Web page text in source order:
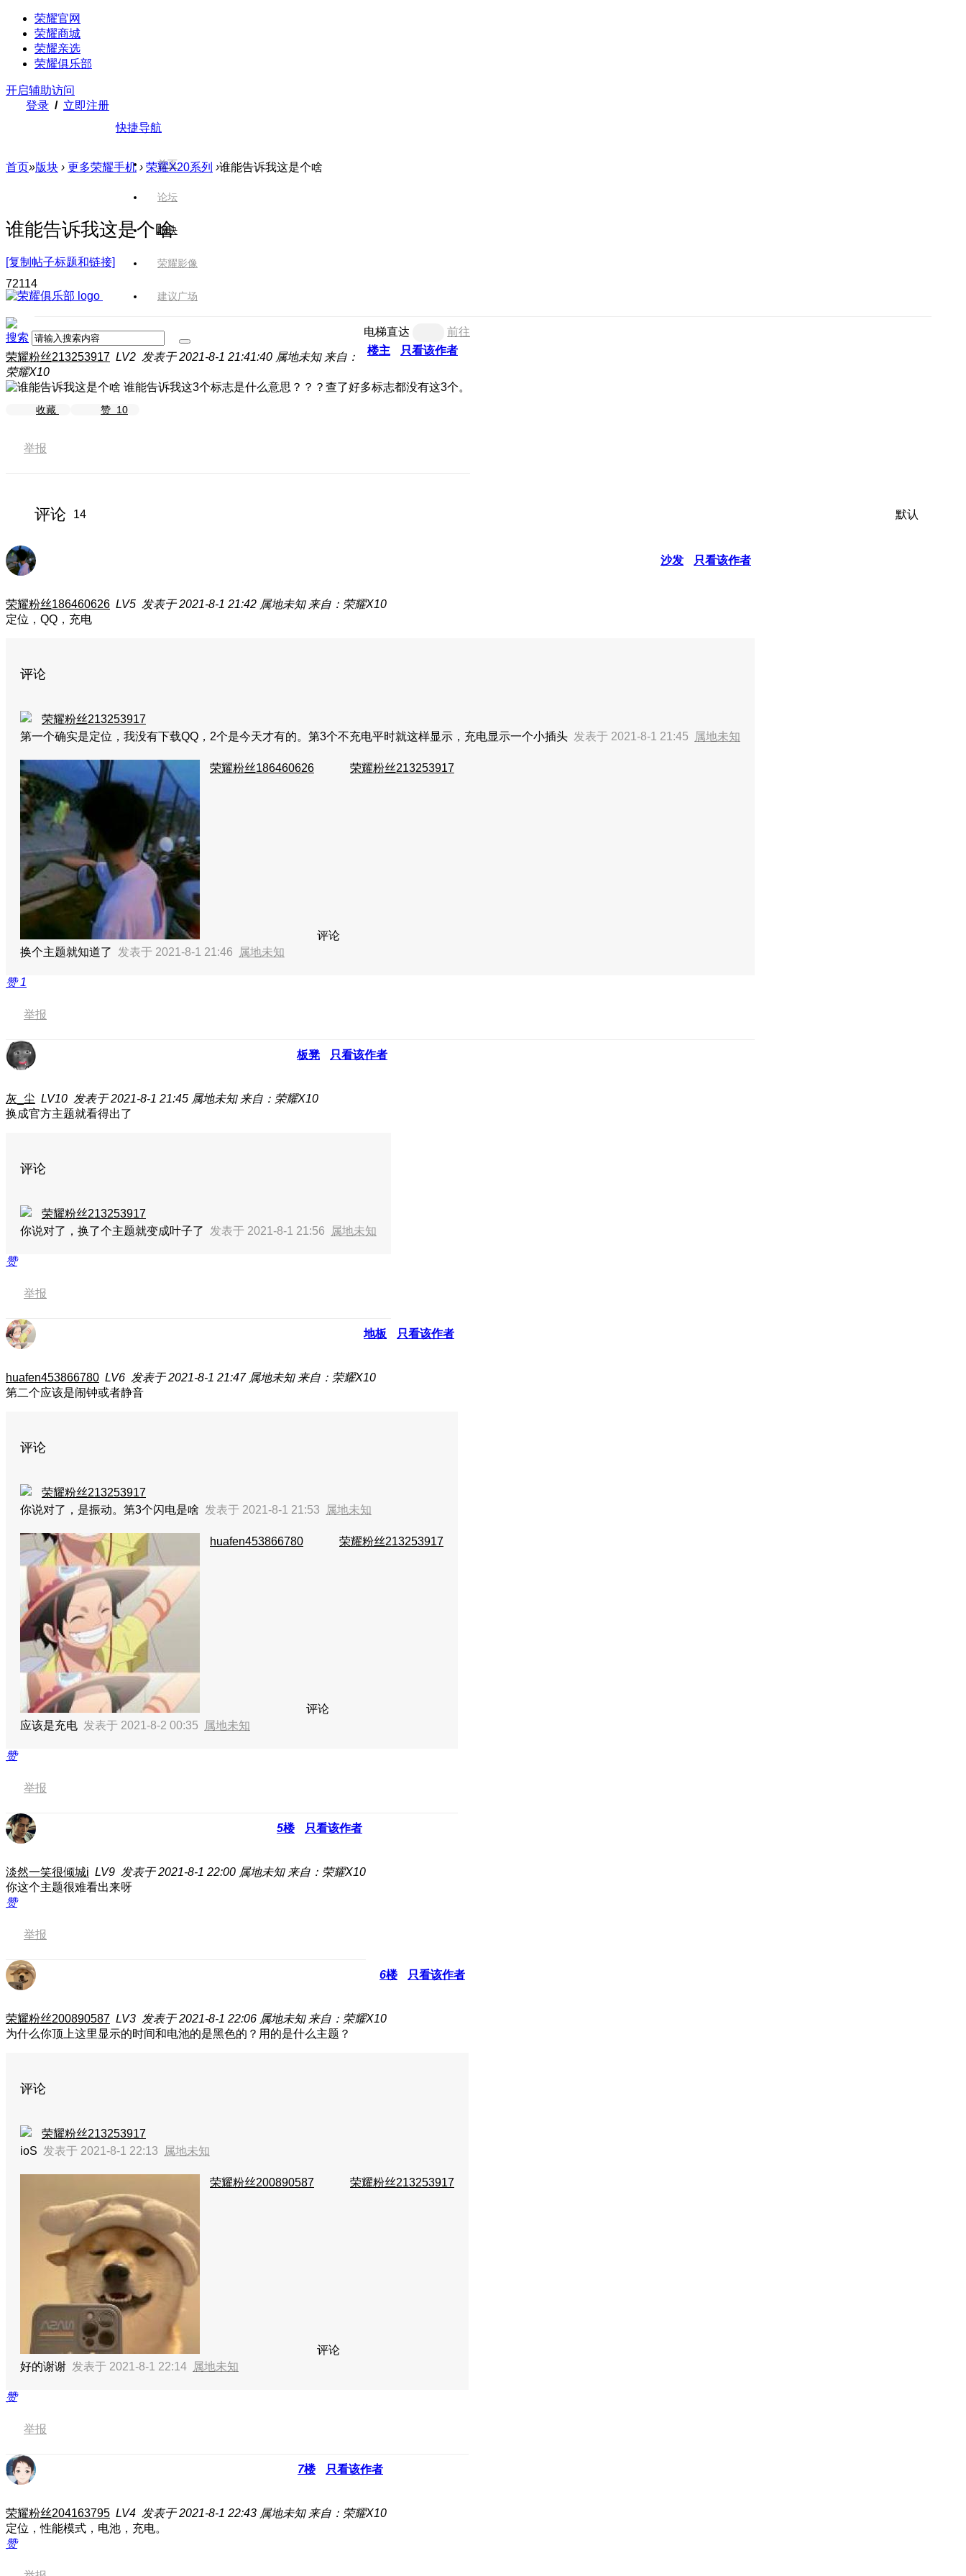
荣耀官网
荣耀商城
荣耀亲选
荣耀俱乐部
开启辅助访问
登录 / 立即注册
快捷导航
首页
论坛
版块
荣耀影像
建议广场
搜索
首页»版块 › 更多荣耀手机 › 荣耀X20系列 ›谁能告诉我这是个啥
谁能告诉我这是个啥
[复制帖子标题和链接]
72114
电梯直达
前往
楼主
只看该作者
荣耀粉丝213253917 LV2 发表于 2021-8-1 21:41:40 属地未知 来自：
荣耀X10
谁能告诉我这3个标志是什么意思？？？查了好多标志都没有这3个。
收藏 赞 10
举报
评论 14 默认
沙发 只看该作者
荣耀粉丝186460626 LV5 发表于 2021-8-1 21:42 属地未知 来自：荣耀X10
定位，QQ，充电
评论
荣耀粉丝213253917
第一个确实是定位，我没有下载QQ，2个是今天才有的。第3个不充电平时就这样显示，充电显示一个小插头 发表于 2021-8-1 21:45 属地未知
荣耀粉丝186460626
评论
荣耀粉丝213253917
换个主题就知道了 发表于 2021-8-1 21:46 属地未知
赞1
举报
板凳 只看该作者
灰_尘 LV10 发表于 2021-8-1 21:45 属地未知 来自：荣耀X10
换成官方主题就看得出了
评论
荣耀粉丝213253917
你说对了，换了个主题就变成叶子了 发表于 2021-8-1 21:56 属地未知
赞
举报
地板 只看该作者
huafen453866780 LV6 发表于 2021-8-1 21:47 属地未知 来自：荣耀X10
第二个应该是闹钟或者静音
评论
荣耀粉丝213253917
你说对了，是振动。第3个闪电是啥 发表于 2021-8-1 21:53 属地未知
huafen453866780
评论
荣耀粉丝213253917
应该是充电 发表于 2021-8-2 00:35 属地未知
赞
举报
5楼 只看该作者
淡然一笑很倾城i LV9 发表于 2021-8-1 22:00 属地未知 来自：荣耀X10
你这个主题很难看出来呀
赞
举报
6楼 只看该作者
荣耀粉丝200890587 LV3 发表于 2021-8-1 22:06 属地未知 来自：荣耀X10
为什么你顶上这里显示的时间和电池的是黑色的？用的是什么主题？
评论
荣耀粉丝213253917
ioS 发表于 2021-8-1 22:13 属地未知
荣耀粉丝200890587
评论
荣耀粉丝213253917
好的谢谢 发表于 2021-8-1 22:14 属地未知
赞
举报
7楼 只看该作者
荣耀粉丝204163795 LV4 发表于 2021-8-1 22:43 属地未知 来自：荣耀X10
定位，性能模式，电池，充电。
赞